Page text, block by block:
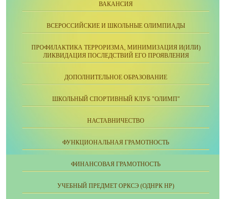
ВАКАНСИЯ
ВСЕРОССИЙСКИЕ И ШКОЛЬНЫЕ ОЛИМПИАДЫ
ПРОФИЛАКТИКА ТЕРРОРИЗМА, МИНИМИЗАЦИЯ И(ИЛИ)
ЛИКВИДАЦИЯ ПОСЛЕДСТВИЙ ЕГО ПРОЯВЛЕНИЯ
ДОПОЛНИТЕЛЬНОЕ ОБРАЗОВАНИЕ
ШКОЛЬНЫЙ СПОРТИВНЫЙ КЛУБ "ОЛИМП"
НАСТАВНИЧЕСТВО
ФУНКЦИОНАЛЬНАЯ ГРАМОТНОСТЬ
ФИНАНСОВАЯ ГРАМОТНОСТЬ
УЧЕБНЫЙ ПРЕДМЕТ ОРКСЭ (ОДНРК НР)